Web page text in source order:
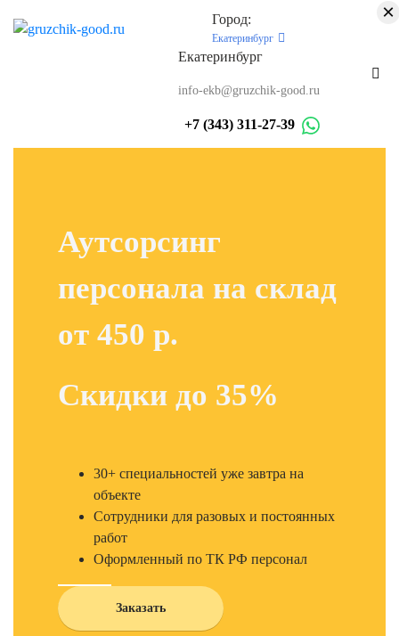
Город:
Екатеринбург
Екатеринбург
info-ekb@gruzchik-good.ru
+7 (343) 311-27-39
Аутсорсинг
персонала на склад
от 450 р.
Скидки до 35%
30+ специальностей уже завтра на
объекте
Сотрудники для разовых и постоянных
работ
Оформленный по ТК РФ персонал
Заказать
×